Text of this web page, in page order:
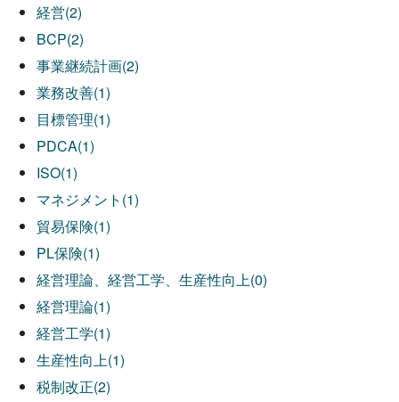
経営(2)
BCP(2)
事業継続計画(2)
業務改善(1)
目標管理(1)
PDCA(1)
ISO(1)
マネジメント(1)
貿易保険(1)
PL保険(1)
経営理論、経営工学、生産性向上(0)
経営理論(1)
経営工学(1)
生産性向上(1)
税制改正(2)